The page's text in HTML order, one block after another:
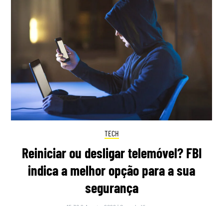
TECH
Reiniciar ou desligar telemóvel? FBI
indica a melhor opção para a sua
segurança